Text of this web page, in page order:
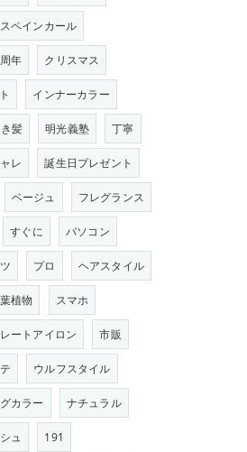
スペインカール
年 クリスマス
インナーカラー
髪 明光義塾 丁寧
レ 誕生日プレゼント
ベージュ フレグランス
すぐに パソコン
プロ ヘアスタイル
植物 スマホ
ートアイロン 市販
ウルフスタイル
カラー ナチュラル
ュ 191